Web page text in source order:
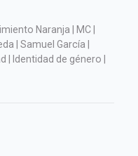
Naranja | MC |
| Samuel García |
| Identidad de género |